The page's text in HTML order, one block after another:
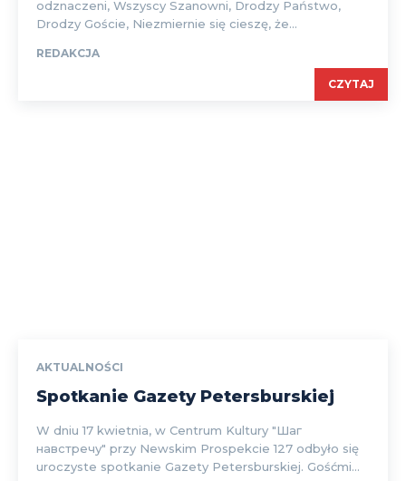
odznaczeni, Wszyscy Szanowni, Drodzy Państwo,
Drodzy Goście, Niezmiernie się cieszę, że...
REDAKCJA
CZYTAJ
AKTUALNOŚCI
Spotkanie Gazety Petersburskiej
W dniu 17 kwietnia, w Centrum Kultury "Шаг
навстречу" przy Newskim Prospekcie 127 odbyło się
uroczyste spotkanie Gazety Petersburskiej. Gośćmi...